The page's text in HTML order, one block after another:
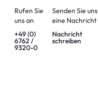
Rufen Sie
uns an
+49 (0)
6762 /
9320-0
Senden Sie uns
eine Nachricht
Nachricht
schreiben